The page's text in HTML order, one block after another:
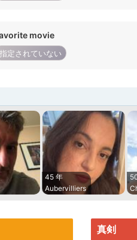
movie
指定されていない
45 年
Aubervilliers
真剣